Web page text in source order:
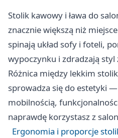
Stolik kawowy i ława do
znacznie większą niż
spinają układ sofy i foteli,
wypoczynku i zdradzają
Różnica między lekkim
sprowadza się do estetyki
mobilnością,
naprawdę korzystasz z
Ergonomia i proporcje